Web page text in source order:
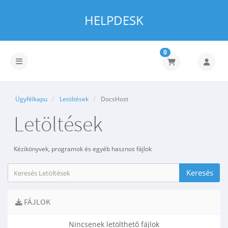
HELPDESK
Váltás a navigációra
0
Ügyfélkapu Letöltések DocsHost
Letöltések
Kézikönyvek, programok és egyéb hasznos fájlok
FÁJLOK
Nincsenek letölthető fájlok